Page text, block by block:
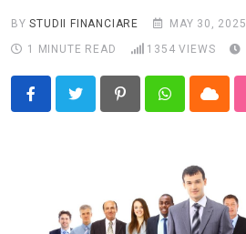
BYSTUDII FINANCIARE MAY 30, 2025
1 MINUTE READ
1354 VIEWS
PinterestWhatsappCloud